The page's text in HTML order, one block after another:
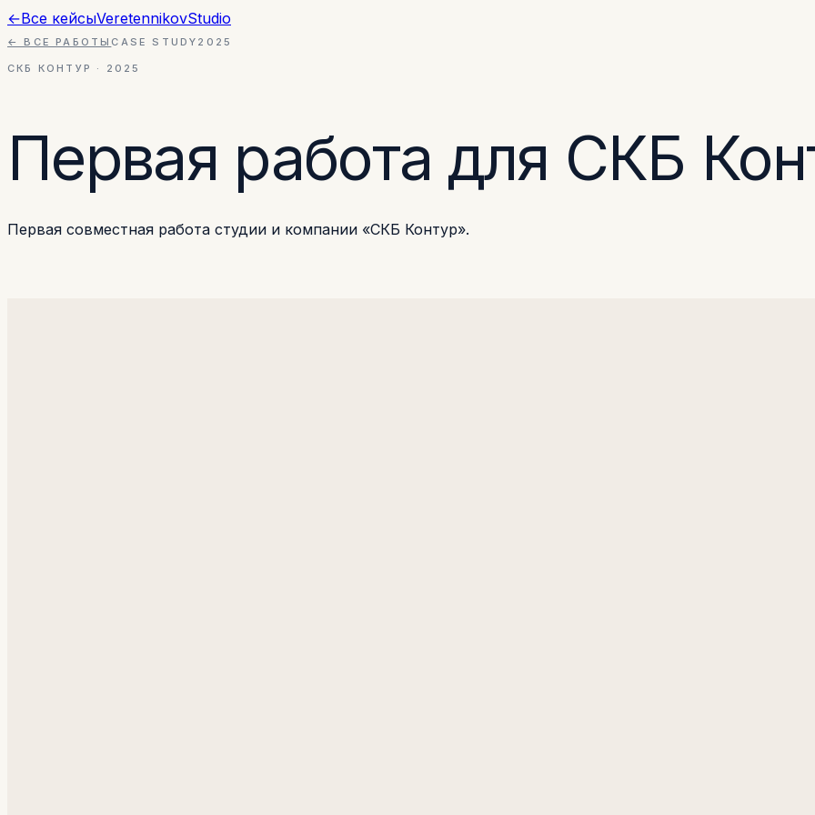
←Все кейсыVeretennikovStudio
← ВСЕ РАБОТЫ CASE STUDY 2025
СКБ КОНТУР · 2025
Первая работа для СКБ
Первая совместная работа студии и компании «СКБ Контур».